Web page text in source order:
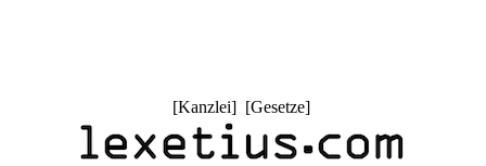
[Kanzlei] [Gesetze]